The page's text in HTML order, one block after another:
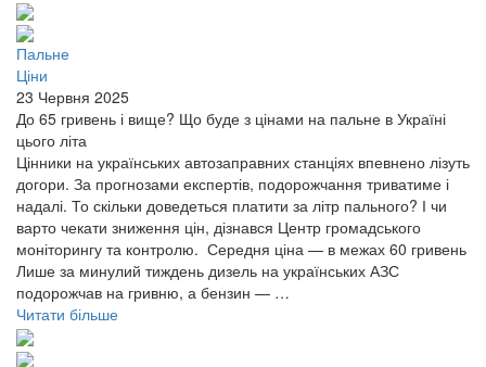
Пальне
Ціни
23 Червня 2025
До 65 гривень і вище? Що буде з цінами на пальне в Україні
цього літа
Цінники на українських автозаправних станціях впевнено лізуть
догори. За прогнозами експертів, подорожчання триватиме і
надалі. То скільки доведеться платити за літр пального? І чи
варто чекати зниження цін, дізнався Центр громадського
моніторингу та контролю. Середня ціна — в межах 60 гривень
Лише за минулий тиждень дизель на українських АЗС
подорожчав на гривню, а бензин — …
Читати більше